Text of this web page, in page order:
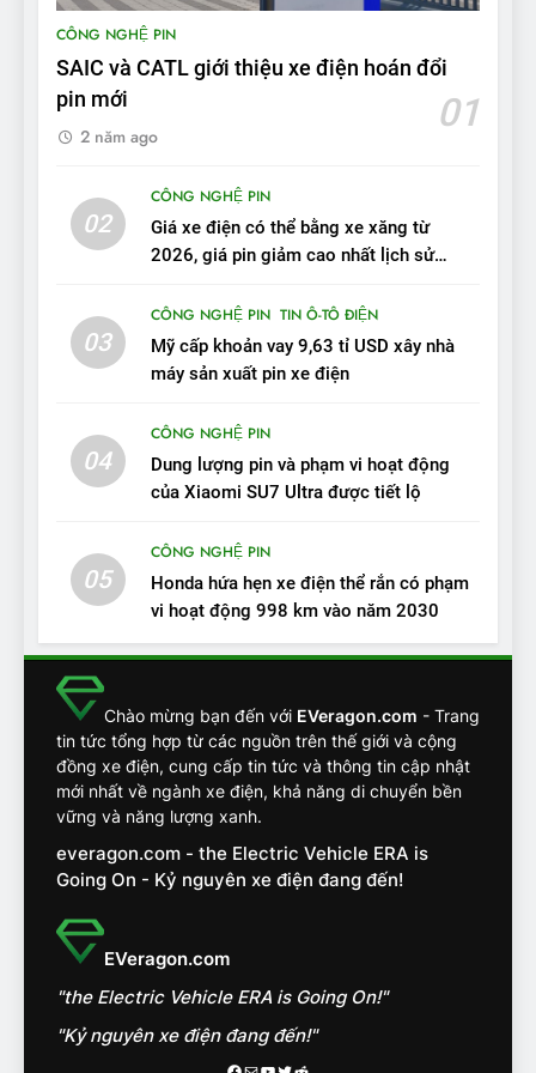
BYD Seal 06 DM-i PHEV có
chất lượng tương xứng
ĐÁNH GIÁ XE
10
VinFast VF 7 tấm tắc: “Hơn
hẳn xe xăng”
ĐÁNH GIÁ XE
Người dùng nhận xét về
VinFast VF7: Độ hoàn thiện
đồng
12
VinFast VF7 – Mẫu xe cá
ĐÁNH GIÁ XE
Chuyên gia tiết lộ bài test
đối về an toàn trên VinFast
VF8
ĐÁNH GIÁ XE
14
VinFast VF7 đang bỏ xa
như thế nào?
ĐÁNH GIÁ XE
15
‘cảnh vệ’ ADAS, ‘trợ lý’ ViVi
trên ngàn dặm đường
CÔNG NGHỆ AI, TỰ LÁI, ADAS,
ROBOTAXI
ĐÁNH GIÁ XE
CÔNG NGHỆ PIN
SAIC và CATL giới thiệu xe điện hoán đổi
pin mới
01
2 năm ago
02
CÔNG NGHỆ PIN
Giá xe điện có thể bằng xe xăng từ
2026, giá pin giảm cao nhất lịch sử
03
CÔNG NGHỆ PIN TIN Ô-TÔ ĐIỆN
Mỹ cấp khoản vay 9,63 tỉ USD xây nhà
máy sản xuất pin xe điện
04
CÔNG NGHỆ PIN
Dung lượng pin và phạm vi hoạt động
của Xiaomi SU7 Ultra được tiết lộ
05
CÔNG NGHỆ PIN
Honda hứa hẹn xe điện thể rắn có phạm
vi hoạt động 998 km vào năm 2030
Chào mừng bạn đến với EVeragon.com - Trang
tin tức tổng hợp từ các nguồn trên thế giới và cộng
đồng xe điện, cung cấp tin tức và thông tin cập nhật
mới nhất về ngành xe điện, khả năng di chuyển bền
vững và năng lượng xanh.
everagon.com - the Electric Vehicle ERA is
Going On - Kỷ nguyên xe điện đang đến!
EVeragon.com
"the Electric Vehicle ERA is Going On!"
"Kỷ nguyên xe điện đang đến!"
Facebook
MailYoutube
Twitter